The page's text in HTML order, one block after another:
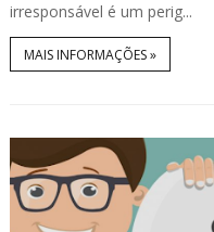
irresponsável é um perig...
MAIS INFORMAÇÕES »